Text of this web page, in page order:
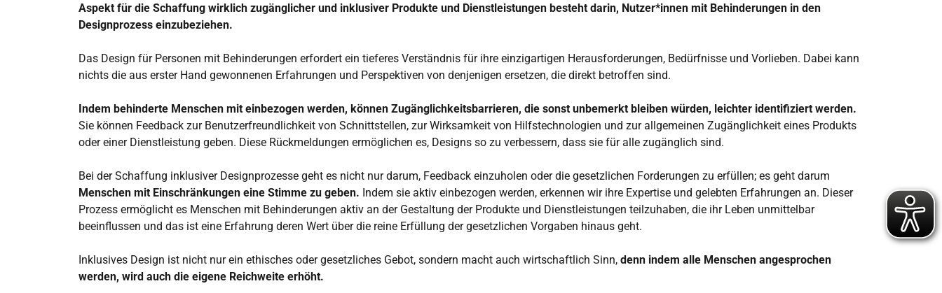
Aspekt für die Schaffung wirklich zugänglicher und inklusiver Produkte und Dienstleistungen besteht darin, Nutzer*innen mit Behinderungen in den
Designprozess einzubeziehen.
Das Design für Personen mit Behinderungen erfordert ein tieferes Verständnis für ihre einzigartigen Herausforderungen, Bedürfnisse und Vorlieben. Dabei kann
nichts die aus erster Hand gewonnenen Erfahrungen und Perspektiven von denjenigen ersetzen, die direkt betroffen sind.
Indem behinderte Menschen mit einbezogen werden, können Zugänglichkeitsbarrieren, die sonst unbemerkt bleiben würden, leichter identifiziert werden.
Sie können Feedback zur Benutzerfreundlichkeit von Schnittstellen, zur Wirksamkeit von Hilfstechnologien und zur allgemeinen Zugänglichkeit eines Produkts
oder einer Dienstleistung geben. Diese Rückmeldungen ermöglichen es, Designs so zu verbessern, dass sie für alle zugänglich sind.
Bei der Schaffung inklusiver Designprozesse geht es nicht nur darum, Feedback einzuholen oder die gesetzlichen Forderungen zu erfüllen; es geht darum
Menschen mit Einschränkungen eine Stimme zu geben. Indem sie aktiv einbezogen werden, erkennen wir ihre Expertise und gelebten Erfahrungen an. Dieser
Prozess ermöglicht es Menschen mit Behinderungen aktiv an der Gestaltung der Produkte und Dienstleistungen teilzuhaben, die ihr Leben unmittelbar
beeinflussen und das ist eine Erfahrung deren Wert über die reine Erfüllung der gesetzlichen Vorgaben hinaus geht.
Inklusives Design ist nicht nur ein ethisches oder gesetzliches Gebot, sondern macht auch wirtschaftlich Sinn, denn indem alle Menschen angesprochen
werden, wird auch die eigene Reichweite erhöht.